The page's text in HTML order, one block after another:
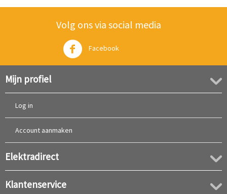
Volg ons via social media
Facebook
Mijn profiel
Log in
Account aanmaken
Elektradirect
Klantenservice